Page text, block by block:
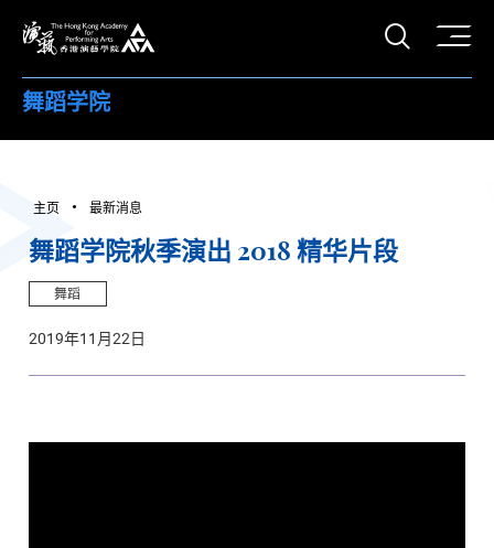
打开
舞蹈学院
主页 最新消息
舞蹈学院秋季演出 2018 精华片段
舞蹈
2019年11月22日